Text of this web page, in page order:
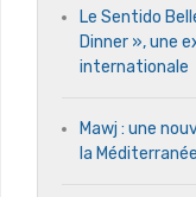
Le Sentido
Dinner », une
internationale
Mawj : une
la